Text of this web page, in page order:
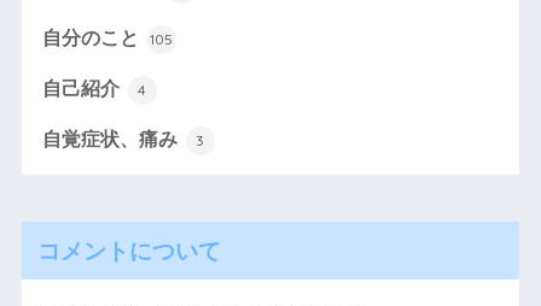
自分のこと 105
自己紹介 4
自覚症状、痛み 3
コメントについて